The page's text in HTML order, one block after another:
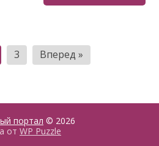
3 Вперед »
портал © 2026
от WP Puzzle